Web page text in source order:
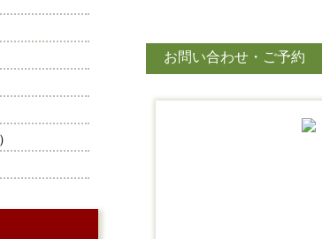
お問い合わせ・ご予約